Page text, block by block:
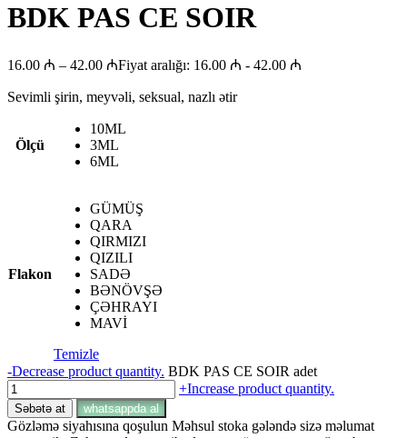
BDK PAS CE SOIR
16.00 ₼ – 42.00 ₼Fiyat aralığı: 16.00 ₼ - 42.00 ₼
Sevimli şirin, meyvəli, seksual, nazlı ətir
Ölçü
10ML
3ML
6ML
Flakon
GÜMÜŞ
QARA
QIRMIZI
QIZILI
SADƏ
BƏNÖVŞƏ
ÇƏHRAYI
MAVİ
Temizle
-Decrease product quantity. BDK PAS CE SOIR adet
+Increase product quantity.
Səbətə at whatsappda al
Gözləmə siyahısına qoşulun Məhsul stoka gələndə sizə məlumat